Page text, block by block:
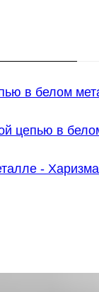
в белом
цепью в
-